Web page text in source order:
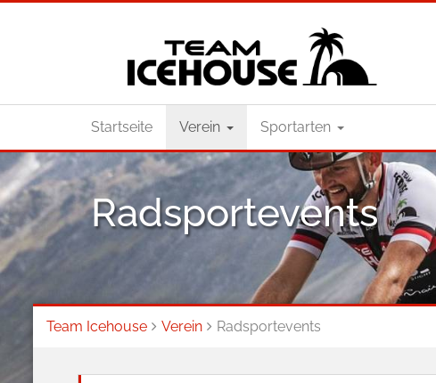
Startseite Verein Sportarten
Radsportevents
Team Icehouse Verein Radsportevents